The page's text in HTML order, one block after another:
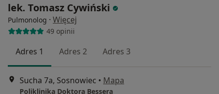
lek. Tomasz Cywiński
Pulmonolog · Więcej
49 opinii
Adres 1 Adres 2 Adres 3
Sucha 7a, Sosnowiec • Mapa
Poliklinika Doktora Bessera